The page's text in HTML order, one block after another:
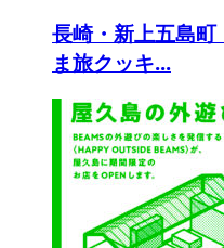
長崎・新上五島町
ま旅クッキ...